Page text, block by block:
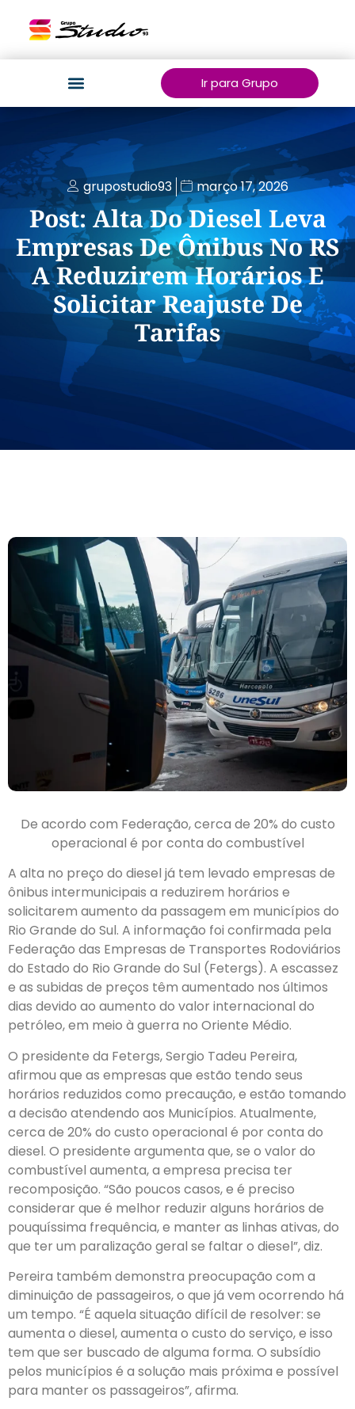
Ir para Grupo
grupostudio93 março 17, 2026
Post: Alta Do Diesel Leva
Empresas De Ônibus No RS
A Reduzirem Horários E
Solicitar Reajuste De
Tarifas
De acordo com Federação, cerca de 20% do custo
operacional é por conta do combustível
A alta no preço do diesel já tem levado empresas de
ônibus intermunicipais a reduzirem horários e
solicitarem aumento da passagem em municípios do
Rio Grande do Sul. A informação foi confirmada pela
Federação das Empresas de Transportes Rodoviários
do Estado do Rio Grande do Sul (Fetergs). A escassez
e as subidas de preços têm aumentado nos últimos
dias devido ao aumento do valor internacional do
petróleo, em meio à guerra no Oriente Médio.
O presidente da Fetergs, Sergio Tadeu Pereira,
afirmou que as empresas que estão tendo seus
horários reduzidos como precaução, e estão tomando
a decisão atendendo aos Municípios. Atualmente,
cerca de 20% do custo operacional é por conta do
diesel. O presidente argumenta que, se o valor do
combustível aumenta, a empresa precisa ter
recomposição. “São poucos casos, e é preciso
considerar que é melhor reduzir alguns horários de
pouquíssima frequência, e manter as linhas ativas, do
que ter um paralização geral se faltar o diesel”, diz.
Pereira também demonstra preocupação com a
diminuição de passageiros, o que já vem ocorrendo há
um tempo. “É aquela situação difícil de resolver: se
aumenta o diesel, aumenta o custo do serviço, e isso
tem que ser buscado de alguma forma. O subsídio
pelos municípios é a solução mais próxima e possível
para manter os passageiros”, afirma.